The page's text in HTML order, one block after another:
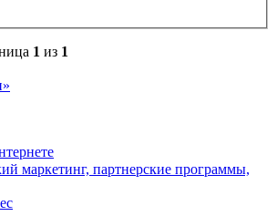
1 из 1
маркетинг, партнерские программы,